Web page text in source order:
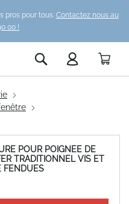
pros pour tous. Contactez nous au
00 !
Rechercher
POUR POIGNEE DE
TRADITIONNEL VIS ET
FENDUES